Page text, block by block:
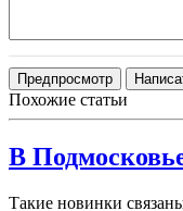
Похожие статьи
В
Такие новинки